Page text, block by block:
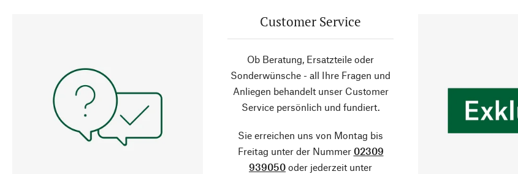
Customer Service
Ob Beratung, Ersatzteile oder
Sonderwünsche - all Ihre Fragen und
Anliegen behandelt unser Customer
Service persönlich und fundiert.
Sie erreichen uns von Montag bis
Freitag unter der Nummer 02309
939050 oder jederzeit unter